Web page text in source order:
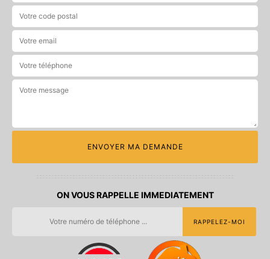
ON VOUS RAPPELLE IMMEDIATEMENT